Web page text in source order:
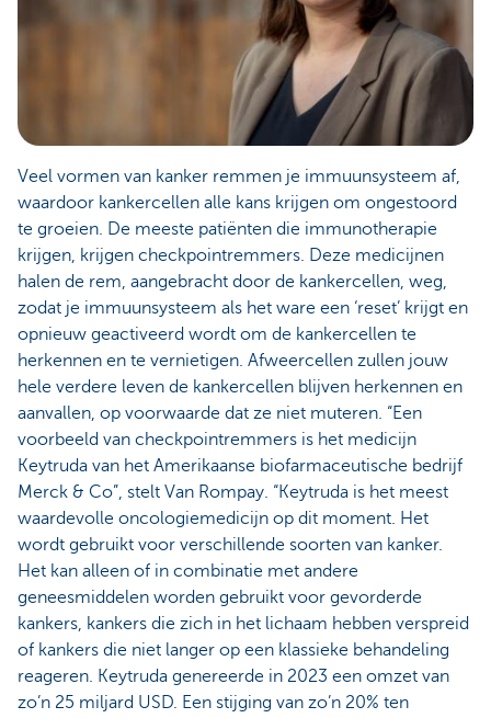
Veel vormen van kanker remmen je immuunsysteem af,
waardoor kankercellen alle kans krijgen om ongestoord
te groeien. De meeste patiënten die immunotherapie
krijgen, krijgen checkpointremmers. Deze medicijnen
halen de rem, aangebracht door de kankercellen, weg,
zodat je immuunsysteem als het ware een ‘reset’ krijgt en
opnieuw geactiveerd wordt om de kankercellen te
herkennen en te vernietigen. Afweercellen zullen jouw
hele verdere leven de kankercellen blijven herkennen en
aanvallen, op voorwaarde dat ze niet muteren. “Een
voorbeeld van checkpointremmers is het medicijn
Keytruda van het Amerikaanse biofarmaceutische bedrijf
Merck & Co”, stelt Van Rompay. “Keytruda is het meest
waardevolle oncologiemedicijn op dit moment. Het
wordt gebruikt voor verschillende soorten van kanker.
Het kan alleen of in combinatie met andere
geneesmiddelen worden gebruikt voor gevorderde
kankers, kankers die zich in het lichaam hebben verspreid
of kankers die niet langer op een klassieke behandeling
reageren. Keytruda genereerde in 2023 een omzet van
zo’n 25 miljard USD. Een stijging van zo’n 20% ten